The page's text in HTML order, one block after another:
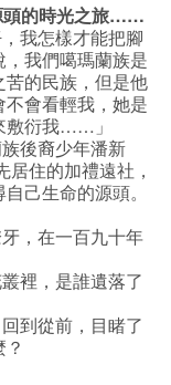
頭的時光之旅……
我怎樣才能把腳
我們噶瑪蘭族是
的民族，但是他
會看輕我，她是
敷衍我……」
後裔少年潘新
住的加禮遠社，
己生命的源頭。
，在一百九十年
裡，是誰遺落了
到從前，目睹了